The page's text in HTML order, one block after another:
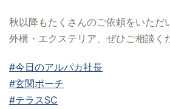
秋以降もたくさんのご依頼をいただ
外構・エクステリア、ぜひご相談く
#今日のアルパカ社長
#玄関ポーチ
#テラスSC